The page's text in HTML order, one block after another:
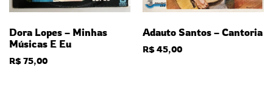
Dora Lopes – Minhas
Músicas E Eu
R$75,00
Adauto Santos – Cantoria
R$45,00